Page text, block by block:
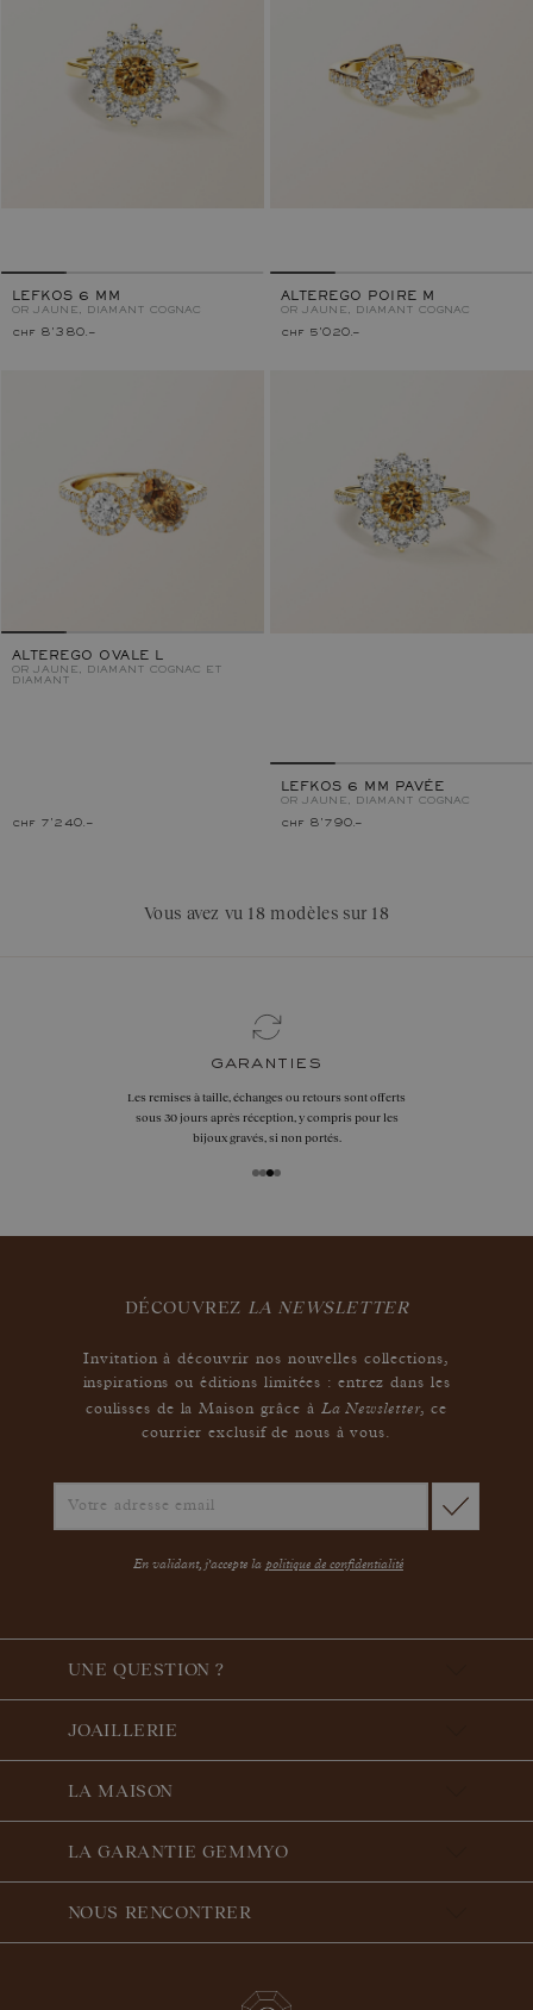
LEFKOS 6 MM
OR JAUNE, DIAMANT COGNAC
chf 8'380.–
ALTEREGO POIRE M
OR JAUNE, DIAMANT COGNAC
chf 5'020.–
ALTEREGO OVALE L
OR JAUNE, DIAMANT COGNAC ET
DIAMANT
chf 7'240.–
LEFKOS 6 MM PAVÉE
OR JAUNE, DIAMANT COGNAC
chf 8'790.–
Vous avez vu 18 modèles sur 18
garanties
Les remises à taille, échanges ou retours sont offerts
sous 30 jours après réception, y compris pour les
bijoux gravés, si non portés.
DÉCOUVREZ LA NEWSLETTER
Invitation à découvrir nos nouvelles collections,
inspirations ou éditions limitées : entrez dans les
coulisses de la Maison grâce à La Newsletter,ce
courrier exclusif de nous à vous.
En validant, j'accepte la politique de confidentialité
UNE QUESTION ?
JOAILLERIE
LA MAISON
LA GARANTIE GEMMYO
NOUS RENCONTRER